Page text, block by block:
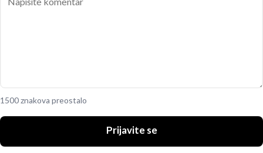
1500 znakova preostalo
Prijavite se